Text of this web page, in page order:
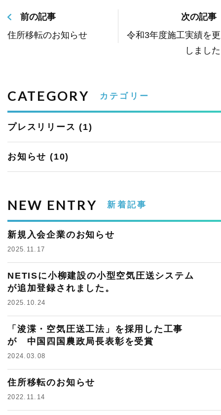
前の記事
住所移転のお知らせ
次の記事
令和3年度施工実績を
しまし
CATEGORY カテゴリー
プレスリリース (1)
お知らせ (10)
NEW ENTRY 新着記事
新規入会企業のお知らせ
2025.11.17
NETISに小柳建設の小型空気圧送システム
が追加登録されました。
2025.10.24
「浚渫・空気圧送工法」を採用した工事
が 中国四国農政局長表彰を受賞
2024.03.08
住所移転のお知らせ
2022.11.14